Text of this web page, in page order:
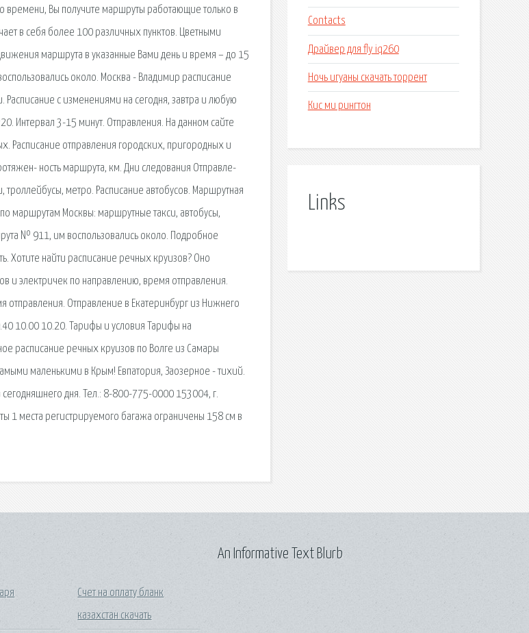
Вы получите маршруты работающие только в
в себя более 100 различных пунктов. Цветными
маршрута в указанные Вами день и время – до 15
около. Москва - Владимир расписание
с изменениями на сегодня, завтра и любую
Интервал 3-15 минут. Отправления. На данном сайте
Расписание отправления городских, пригородных и
ность маршрута, км. Дни следования Отправле-
метро. Расписание автобусов. Маршрутная
маршрутам Москвы: маршрутные такси, автобусы,
№ 911, им воспользовались около. Подробное
Хотите найти расписание речных круизов? Оно
и электричек по направлению, время отправления.
Отправление в Екатеринбург из Нижнего
10.00 10.20. Тарифы и условия Тарифы на
расписание речных круизов по Волге из Самары
маленькими в Крым! Евпатория, Заозерное - тихий.
дня. Тел.: 8-800-775-0000 153004, г.
1 места регистрируемого багажа ограничены 158 см в
Contacts
Драйвер для fly iq260
Ночь игуаны скачать торрент
Кис ми рингтон
Links
Счет на оплату бланк
казахстан скачать
An Informative Text Blurb